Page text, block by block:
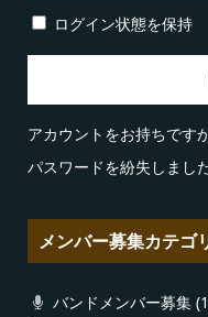
ログイン状態を保持
アカウントをお持ちです
パスワードを紛失しまし
メンバー募集カテゴ
バンドメンバー募集